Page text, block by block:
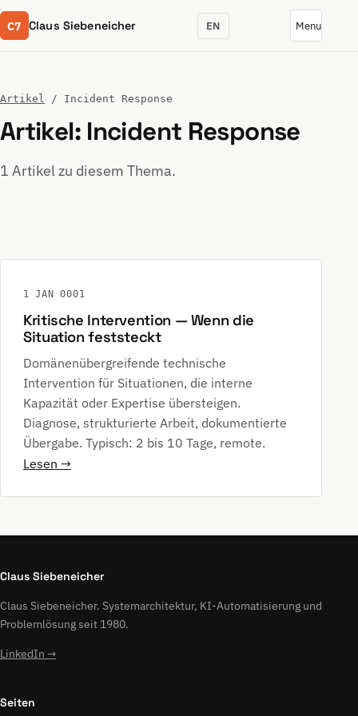
C7 Claus Siebeneicher EN Menu
Artikel / Incident Response
Artikel: Incident Response
1 Artikel zu diesem Thema.
1 JAN 0001
Kritische Intervention — Wenn die
Situation feststeckt
Domänenübergreifende technische
Intervention für Situationen, die interne
Kapazität oder Expertise übersteigen.
Diagnose, strukturierte Arbeit, dokumentierte
Übergabe. Typisch: 2 bis 10 Tage, remote.
Lesen →
Claus Siebeneicher
Claus Siebeneicher. Systemarchitektur, KI-Automatisierung und
Problemlösung seit 1980.
LinkedIn →
Seiten